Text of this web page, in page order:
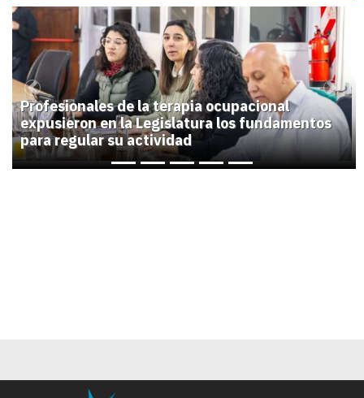
1
Profesionales de la terapia ocupacional
expusieron en la Legislatura los fundamentos
para regular su actividad
Previous Next